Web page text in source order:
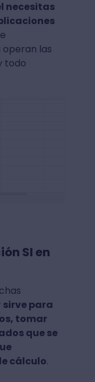
necesitas
las
todo
SI en
sirve para
tomar
que se
cálculo.